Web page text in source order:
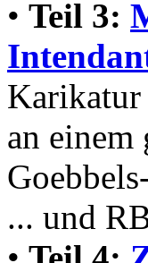
• Teil 3:
Karikatur
an einem
... und